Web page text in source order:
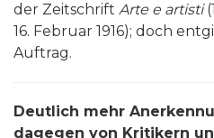
der Zeitschrift Arte e artisti
16. Februar 1916); doch
Auftrag.
Deutlich mehr
dagegen von Kritikern